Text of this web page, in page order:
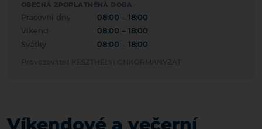
OBECNÁ ZPOPLATNĚNÁ DOBA
Pracovní dny
08:00 – 18:00
Víkend
08:00 – 18:00
Svátky
08:00 – 18:00
Provozovatel: KESZTHELYI ÖNKORMÁNYZAT
Víkendové a večerní